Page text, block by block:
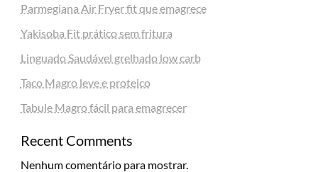
Parmegiana Air Fryer fit que emagrece
Yakisoba Fit prático sem fritura
Linguado Saudável grelhado low carb
Taco Magro leve e proteico
Tabule Magro fácil para emagrecer
Recent Comments
Nenhum comentário para mostrar.